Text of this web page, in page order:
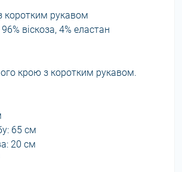
коротким рукавом
віскоза, 4% еластан
крою з коротким рукавом.
65 см
20 см